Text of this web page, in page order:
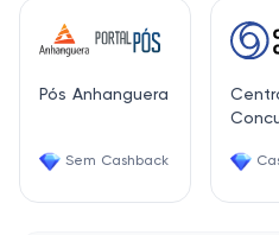
Pós Anhanguera
Sem Cashback